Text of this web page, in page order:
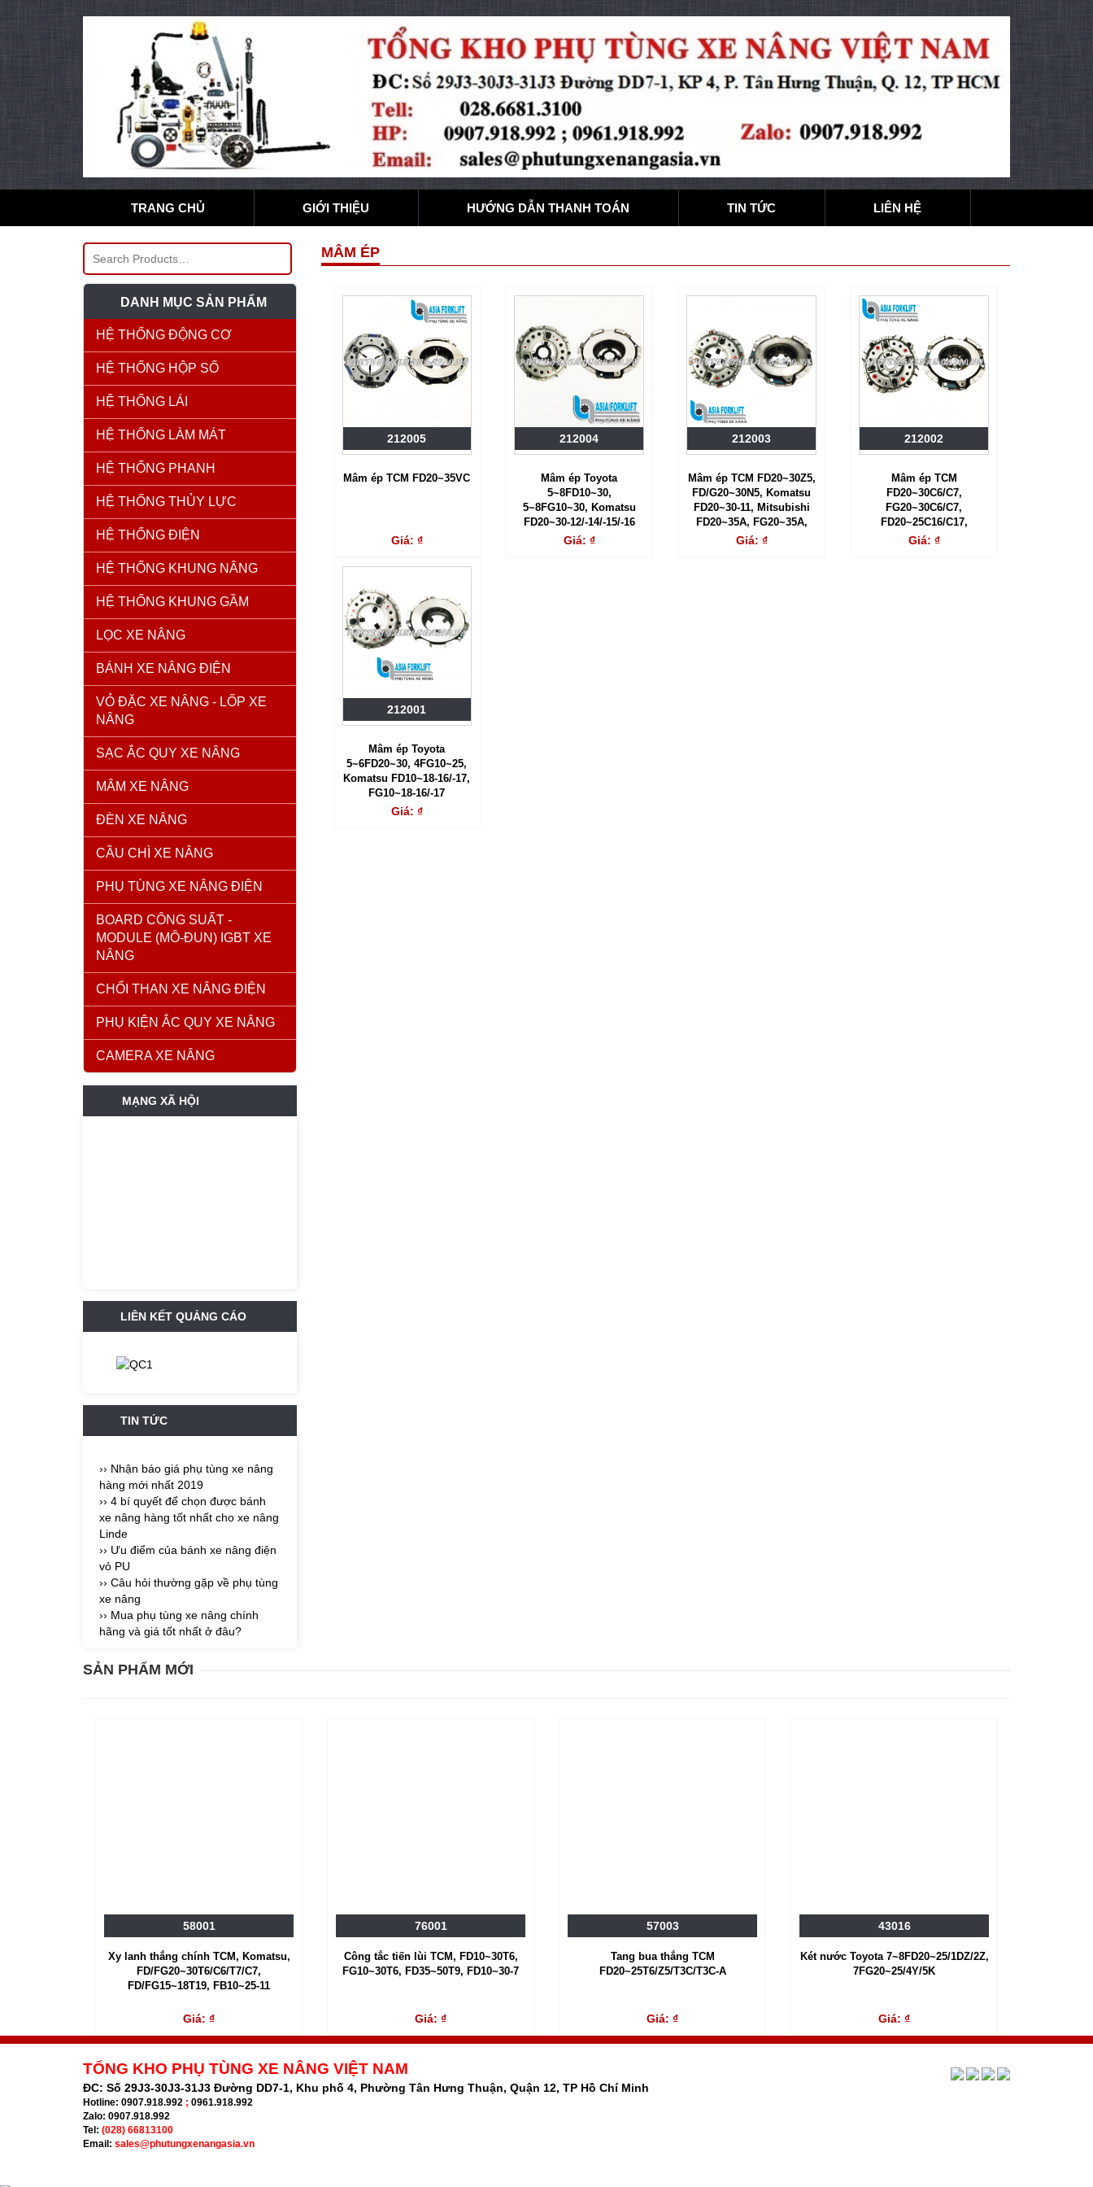
TRANG CHỦ GIỚI THIỆU HƯỚNG DẪN THANH TOÁN TIN TỨC LIÊN HỆ
MÂM ÉP
212005
Mâm ép TCM FD20~35VC
Giá: ₫
212004
Mâm ép Toyota
5~8FD10~30,
5~8FG10~30, Komatsu
FD20~30-12/-14/-15/-16
Giá: ₫
212003
Mâm ép TCM FD20~30Z5,
FD/G20~30N5, Komatsu
FD20~30-11, Mitsubishi
FD20~35A, FG20~35A,
FD15~35AN, FG15~35AN
Giá: ₫
212002
Mâm ép TCM
FD20~30C6/C7,
FG20~30C6/C7,
FD20~25C16/C17,
FG20~25C16/C17
Giá: ₫
212001
Mâm ép Toyota
5~6FD20~30, 4FG10~25,
Komatsu FD10~18-16/-17,
FG10~18-16/-17
Giá: ₫
DANH MỤC SẢN PHẨM
HỆ THỐNG ĐỘNG CƠ
HỆ THỐNG HỘP SỐ
HỆ THỐNG LÁI
HỆ THỐNG LÀM MÁT
HỆ THỐNG PHANH
HỆ THỐNG THỦY LỰC
HỆ THỐNG ĐIỆN
HỆ THỐNG KHUNG NÂNG
HỆ THỐNG KHUNG GẦM
LỌC XE NÂNG
BÁNH XE NÂNG ĐIỆN
VỎ ĐẶC XE NÂNG - LỐP XE
NÂNG
SẠC ẮC QUY XE NÂNG
MÂM XE NÂNG
ĐÈN XE NÂNG
CẦU CHÌ XE NÂNG
PHỤ TÙNG XE NÂNG ĐIỆN
BOARD CÔNG SUẤT -
MODULE (MÔ-ĐUN) IGBT XE
NÂNG
CHỔI THAN XE NÂNG ĐIỆN
PHỤ KIỆN ẮC QUY XE NÂNG
CAMERA XE NÂNG
MẠNG XÃ HỘI
LIÊN KẾT QUẢNG CÁO
TIN TỨC
›› Nhận báo giá phụ tùng xe nâng
hàng mới nhất 2019
›› 4 bí quyết để chọn được bánh
xe nâng hàng tốt nhất cho xe nâng
Linde
›› Ưu điểm của bánh xe nâng điện
vỏ PU
›› Câu hỏi thường gặp về phụ tùng
xe nâng
›› Mua phụ tùng xe nâng chính
hãng và giá tốt nhất ở đâu?
SẢN PHẨM MỚI
58001
Xy lanh thắng chính TCM, Komatsu,
FD/FG20~30T6/C6/T7/C7,
FD/FG15~18T19, FB10~25-11
Giá: ₫
76001
Công tắc tiến lùi TCM, FD10~30T6,
FG10~30T6, FD35~50T9, FD10~30-7
Giá: ₫
57003
Tang bua thắng TCM
FD20~25T6/Z5/T3C/T3C-A
Giá: ₫
43016
Két nước Toyota 7~8FD20~25/1DZ/2Z,
7FG20~25/4Y/5K
Giá: ₫
TỔNG KHO PHỤ TÙNG XE NÂNG VIỆT NAM
ĐC: Số 29J3-30J3-31J3 Đường DD7-1, Khu phố 4, Phường Tân Hưng Thuận, Quận 12, TP Hồ Chí Minh
Hotline: 0907.918.992 ; 0961.918.992
Zalo: 0907.918.992
Tel: (028) 66813100
Email: sales@phutungxenangasia.vn